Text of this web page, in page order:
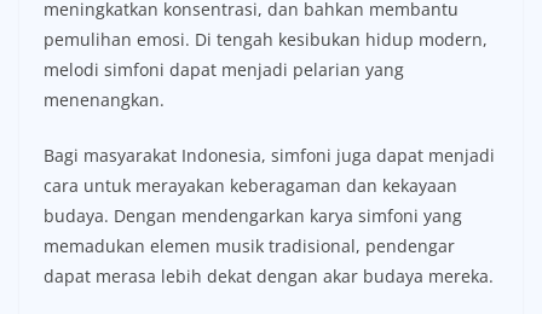
meningkatkan konsentrasi, dan bahkan membantu
pemulihan emosi. Di tengah kesibukan hidup modern,
melodi simfoni dapat menjadi pelarian yang
menenangkan.
Bagi masyarakat Indonesia, simfoni juga dapat menjadi
cara untuk merayakan keberagaman dan kekayaan
budaya. Dengan mendengarkan karya simfoni yang
memadukan elemen musik tradisional, pendengar
dapat merasa lebih dekat dengan akar budaya mereka.